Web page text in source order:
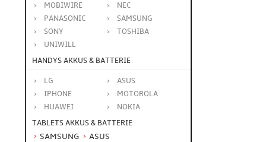
MOBIWIRE
NEC
PANASONIC
SAMSUNG
SONY
TOSHIBA
UNIWILL
HANDYS AKKUS & BATTERIE
LG
ASUS
IPHONE
MOTOROLA
HUAWEI
NOKIA
TABLETS AKKUS & BATTERIE
SAMSUNG ASUS